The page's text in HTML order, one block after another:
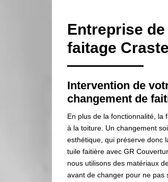
Entreprise
faitage
Intervention de
changement de
En plus de la fonctionnalité, la
à la toiture. Un changement
esthétique, qui préserve donc
tuile faitière avec GR
nous utilisons des matériaux
avant de changer pour ne pas